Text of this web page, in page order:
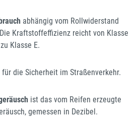
abhängig vom Rollwiderstand
Kraftstoffeffizienz reicht von Klasse
Klasse E.
für die Sicherheit im Straßenverkehr.
ist das vom Reifen erzeugte
gemessen in Dezibel.